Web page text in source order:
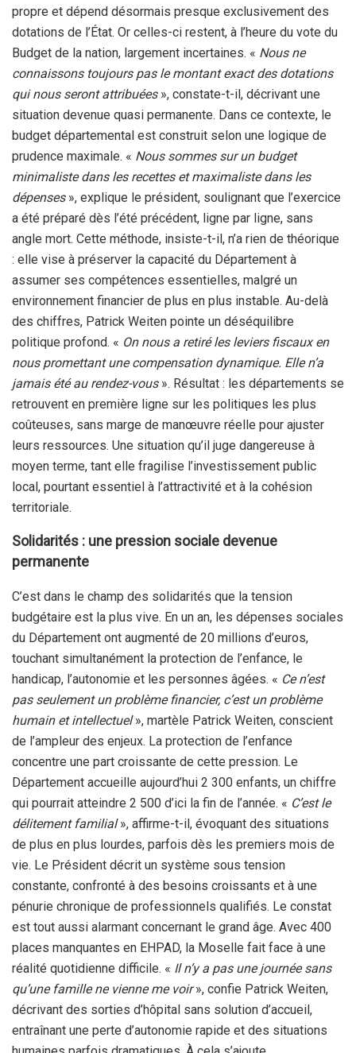
propre et dépend désormais presque exclusivement des
dotations de l’État. Or celles-ci restent, à l’heure du vote du
Budget de la nation, largement incertaines. « Nous ne
connaissons toujours pas le montant exact des dotations
qui nous seront attribuées», constate-t-il, décrivant une
situation devenue quasi permanente. Dans ce contexte, le
budget départemental est construit selon une logique de
prudence maximale. « Nous sommes sur un budget
minimaliste dans les recettes et maximaliste dans les
dépenses », explique le président, soulignant que l’exercice
a été préparé dès l’été précédent, ligne par ligne, sans
angle mort. Cette méthode, insiste-t-il, n’a rien de théorique
: elle vise à préserver la capacité du Département à
assumer ses compétences essentielles, malgré un
environnement financier de plus en plus instable. Au-delà
des chiffres, Patrick Weiten pointe un déséquilibre
politique profond. « On nous a retiré les leviers fiscaux en
nous promettant une compensation dynamique. Elle n’a
jamais été au rendez-vous». Résultat : les départements se
retrouvent en première ligne sur les politiques les plus
coûteuses, sans marge de manœuvre réelle pour ajuster
leurs ressources. Une situation qu’il juge dangereuse à
moyen terme, tant elle fragilise l’investissement public
local, pourtant essentiel à l’attractivité et à la cohésion
territoriale.
Solidarités : une pression sociale devenue
permanente
C’est dans le champ des solidarités que la tension
budgétaire est la plus vive. En un an, les dépenses sociales
du Département ont augmenté de 20 millions d’euros,
touchant simultanément la protection de l’enfance, le
handicap, l’autonomie et les personnes âgées. « Ce n’est
pas seulement un problème financier, c’est un problème
humain et intellectuel», martèle Patrick Weiten, conscient
de l’ampleur des enjeux. La protection de l’enfance
concentre une part croissante de cette pression. Le
Département accueille aujourd’hui 2 300 enfants, un chiffre
qui pourrait atteindre 2 500 d’ici la fin de l’année. « C’est le
délitement familial», affirme-t-il, évoquant des situations
de plus en plus lourdes, parfois dès les premiers mois de
vie. Le Président décrit un système sous tension
constante, confronté à des besoins croissants et à une
pénurie chronique de professionnels qualifiés. Le constat
est tout aussi alarmant concernant le grand âge. Avec 400
places manquantes en EHPAD, la Moselle fait face à une
réalité quotidienne difficile. « Il n’y a pas une journée sans
qu’une famille ne vienne me voir», confie Patrick Weiten,
décrivant des sorties d’hôpital sans solution d’accueil,
entraînant une perte d’autonomie rapide et des situations